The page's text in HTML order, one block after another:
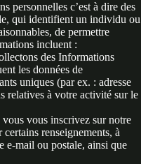
personnelles c’est à dire des
qui identifient un individu ou
de permettre
incluent :
des Informations
les données de
uniques (par ex. : adresse
relatives à votre activité sur le
vous inscrivez sur notre
renseignements, à
e-mail ou postale, ainsi que